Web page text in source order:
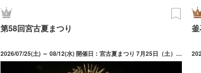
第58回宮古夏まつり
2026/07/25(土) ～ 08/12(水) 開催日：宮古夏まつり 7月25日（土）・26日（日） 15時00分～20時30分、宮古海上花火大会 8月12日（水）花火打上20時00分～